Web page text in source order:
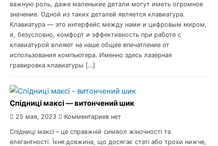
важную роль, даже маленькие детали могут иметь огромное
значение. Одной из таких деталей является клавиатура.
Клавиатура — это интерфейс между нами и цифровым миром,
и, безусловно, комфорт и эффективность при работе с
клавиатурой влияют на наше общее впечатление от
использования компьютера. Именно здесь лазерная
гравировка клавиатуры […]
Спідниці максі — витончений шик
25 мая, 2023 Комментариев нет
Спідниці максі – це справжній символ жіночності та
елегантності. Їхня довжина, що досягає статі або трохи нижче,